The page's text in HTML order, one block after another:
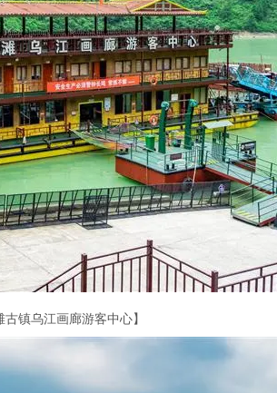
镇乌江画廊游客中心】